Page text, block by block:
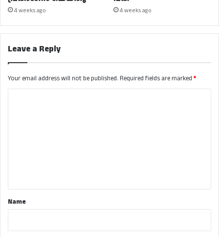
4 weeks ago 4 weeks ago
Leave a Reply
Your email address will not be published. Required fields are marked *
*Name